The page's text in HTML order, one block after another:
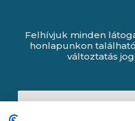
Felhívjuk minden
honlapunkon
változtatás